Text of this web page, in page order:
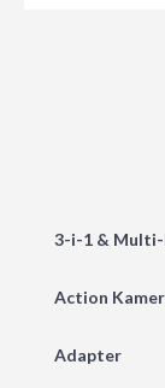
3-i-1 &
Action
Adapter